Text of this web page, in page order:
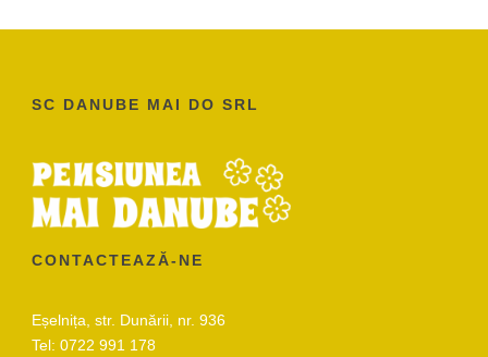
SC DANUBE MAI DO SRL
CONTACTEAZĂ-NE
Eșelnița, str. Dunării, nr. 936
Tel: 0722 991 178